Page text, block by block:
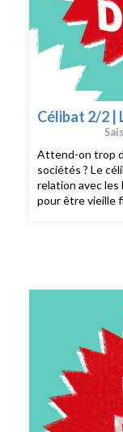
Célibat 2/2 |
Attend-on trop
sociétés ? Le
relation avec les
pour être vieille
plus loin : À lire | Des nouvelles du monde, de Paulette
Jiles (éd. La
rien dire est un
Duportail.
Estelle Colas
Charlotte Baix.
Bonnie
Brothier
Direction de la